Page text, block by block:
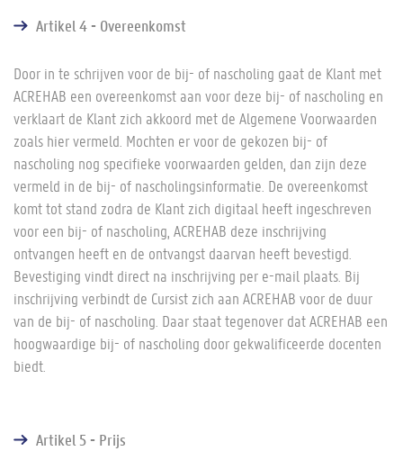
Artikel 4 - Overeenkomst
Door in te schrijven voor de bij- of nascholing gaat de Klant met
ACREHAB een overeenkomst aan voor deze bij- of nascholing en
verklaart de Klant zich akkoord met de Algemene Voorwaarden
zoals hier vermeld. Mochten er voor de gekozen bij- of
nascholing nog specifieke voorwaarden gelden, dan zijn deze
vermeld in de bij- of nascholingsinformatie. De overeenkomst
komt tot stand zodra de Klant zich digitaal heeft ingeschreven
voor een bij- of nascholing, ACREHAB deze inschrijving
ontvangen heeft en de ontvangst daarvan heeft bevestigd.
Bevestiging vindt direct na inschrijving per e-mail plaats. Bij
inschrijving verbindt de Cursist zich aan ACREHAB voor de duur
van de bij- of nascholing. Daar staat tegenover dat ACREHAB een
hoogwaardige bij- of nascholing door gekwalificeerde docenten
biedt.
Artikel 5 - Prijs